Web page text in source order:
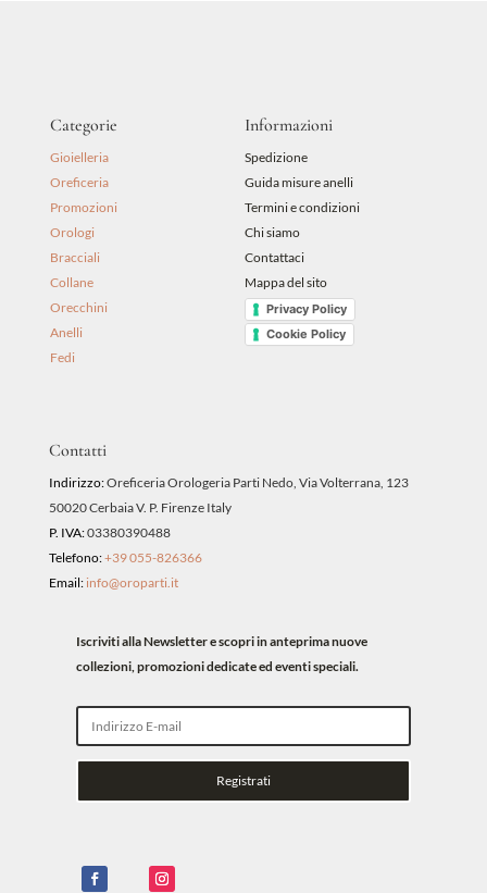
Categorie
Gioielleria
Oreficeria
Promozioni
Orologi
Bracciali
Collane
Orecchini
Anelli
Fedi
Informazioni
Spedizione
Guida misure anelli
Termini e condizioni
Chi siamo
Contattaci
Mappa del sito
Privacy Policy
Cookie Policy
Contatti
Indirizzo:Oreficeria Orologeria Parti Nedo, Via Volterrana, 123
50020 Cerbaia V. P. Firenze Italy
P. IVA:03380390488
Telefono:+39 055-826366
Email: info@oroparti.it
Iscriviti alla Newsletter e scopri in anteprima nuove
collezioni, promozioni dedicate ed eventi speciali.
Registrati